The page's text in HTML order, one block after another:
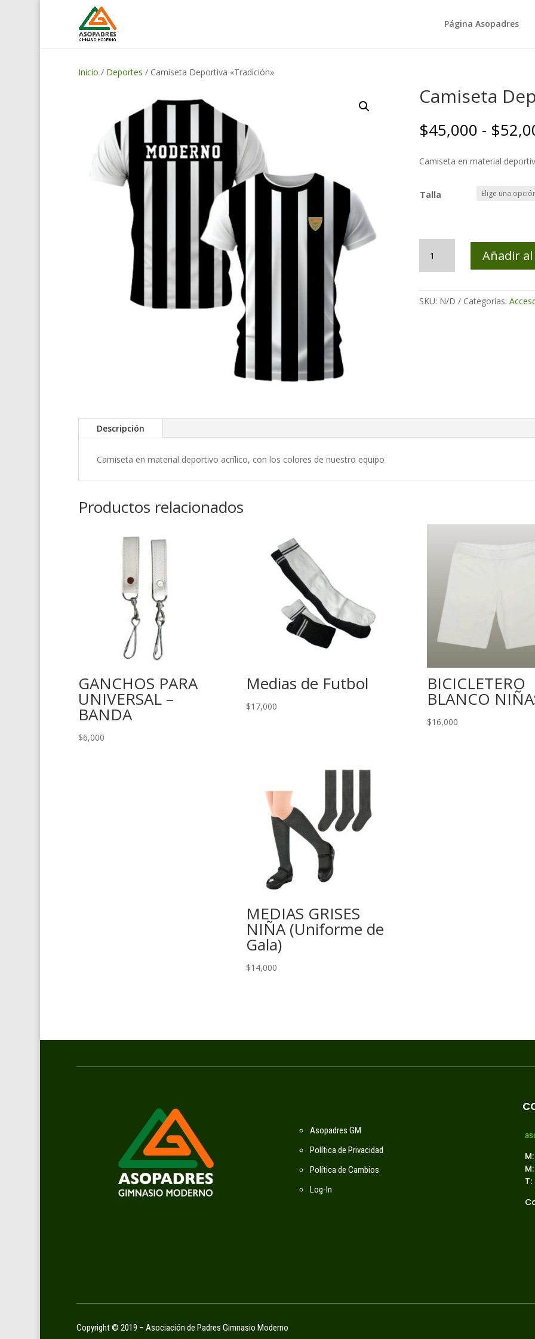
Página Asopadres
Inicio / Deportes / Camiseta Deportiva «Tradición»
Camiseta
$45,000 - $
Camiseta en material
Talla
Deportiva
"Tradición"
Añadir
SKU: N/D Categorías:
Descripción
Camiseta en material deportivo acrílico, con los colores de nuestro equipo
Productos relacionados
GANCHOS PARA
UNIVERSAL –
BANDA
$6,000
Medias de Futbol
$17,000
BICICLETERO
BLANCO
$16,000
MEDIAS GRISES
NIÑA (Uniforme de
Gala)
$14,000
Asopadres GM
Política de Privacidad
Política de Cambios
Log-In
Copyright © 2019 – Asociación de Padres Gimnasio Moderno